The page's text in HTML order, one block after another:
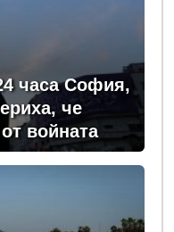
часа София,
че
войната